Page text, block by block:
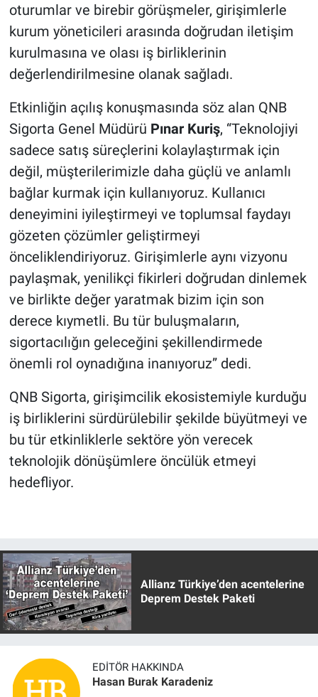
oturumlar ve birebir görüşmeler, girişimlerle
kurum yöneticileri arasında doğrudan iletişim
kurulmasına ve olası iş birliklerinin
değerlendirilmesine olanak sağladı.
Etkinliğin açılış konuşmasında söz alan QNB
Sigorta Genel Müdürü Pınar Kuriş, “Teknolojiyi
sadece satış süreçlerini kolaylaştırmak için
değil, müşterilerimizle daha güçlü ve anlamlı
bağlar kurmak için kullanıyoruz. Kullanıcı
deneyimini iyileştirmeyi ve toplumsal faydayı
gözeten çözümler geliştirmeyi
önceliklendiriyoruz. Girişimlerle aynı vizyonu
paylaşmak, yenilikçi fikirleri doğrudan dinlemek
ve birlikte değer yaratmak bizim için son
derece kıymetli. Bu tür buluşmaların,
sigortacılığın geleceğini şekillendirmede
önemli rol oynadığına inanıyoruz” dedi.
QNB Sigorta, girişimcilik ekosistemiyle kurduğu
iş birliklerini sürdürülebilir şekilde büyütmeyi ve
bu tür etkinliklerle sektöre yön verecek
teknolojik dönüşümlere öncülük etmeyi
hedefliyor.
Allianz Türkiye’den acentelerine
Deprem Destek Paketi
EDITÖR HAKKINDA
Hasan Burak Karadeniz